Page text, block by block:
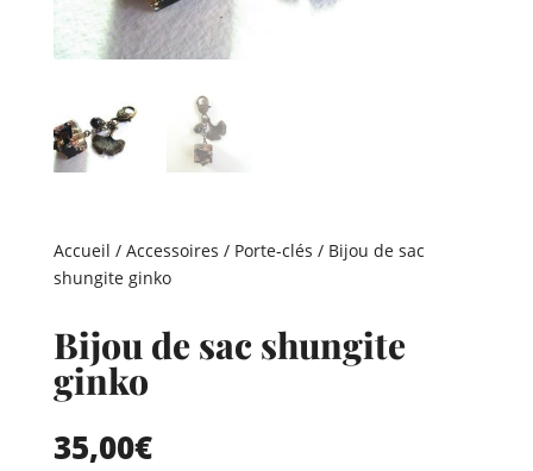
Accueil / Accessoires / Porte-clés / Bijou de sac
shungite ginko
Bijou de sac shungite
ginko
35,00€